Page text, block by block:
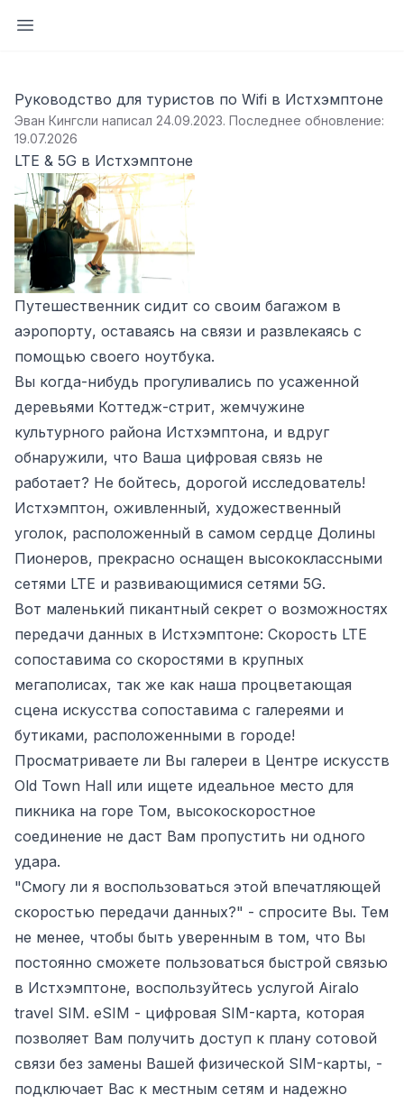
Открыть боковую панель
Руководство для туристов по Wifi в Истхэмптоне
Эван Кингсли написал 24.09.2023. Последнее обновление:
19.07.2026
LTE & 5G в Истхэмптоне
Путешественник сидит со своим багажом в
аэропорту, оставаясь на связи и развлекаясь с
помощью своего ноутбука.
Вы когда-нибудь прогуливались по усаженной
деревьями Коттедж-стрит, жемчужине
культурного района Истхэмптона, и вдруг
обнаружили, что Ваша цифровая связь не
работает? Не бойтесь, дорогой исследователь!
Истхэмптон, оживленный, художественный
уголок, расположенный в самом сердце Долины
Пионеров, прекрасно оснащен высококлассными
сетями LTE и развивающимися сетями 5G.
Вот маленький пикантный секрет о возможностях
передачи данных в Истхэмптоне: Скорость LTE
сопоставима со скоростями в крупных
мегаполисах, так же как наша процветающая
сцена искусства сопоставима с галереями и
бутиками, расположенными в городе!
Просматриваете ли Вы галереи в Центре искусств
Old Town Hall или ищете идеальное место для
пикника на горе Том, высокоскоростное
соединение не даст Вам пропустить ни одного
удара.
"Смогу ли я воспользоваться этой впечатляющей
скоростью передачи данных?" - спросите Вы. Тем
не менее, чтобы быть уверенным в том, что Вы
постоянно сможете пользоваться быстрой связью
в Истхэмптоне, воспользуйтесь услугой Airalo
travel SIM. eSIM - цифровая SIM-карта, которая
позволяет Вам получить доступ к плану сотовой
связи без замены Вашей физической SIM-карты, -
подключает Вас к местным сетям и надежно